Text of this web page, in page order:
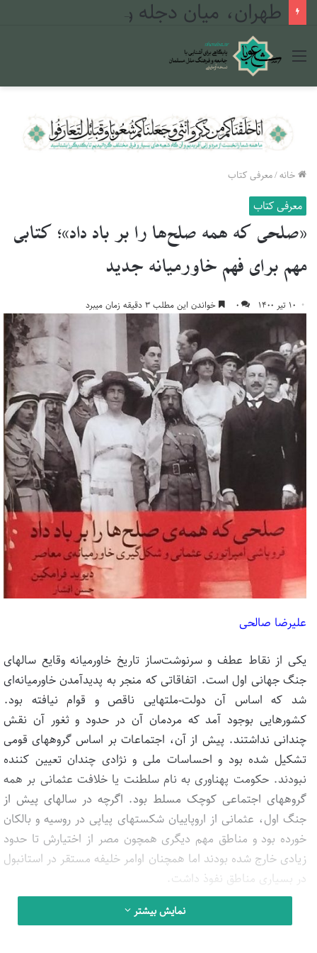
طهران، میان دجله و فرات
منو
خانه/معرفی کتاب
معرفی کتاب
«صلحی که همه صلح‌ها را بر باد داد»؛ کتابی
مهم برای فهم خاورمیانه جدید
۱۰ تیر ۱۴۰۰ ۰ خواندن این مطلب ۳ دقیقه زمان میبرد
علیرضا صالحی
یکی از نقاط عطف و سرنوشت‌ساز تاریخ خاورمیانه وقایع سالهای
جنگ جهانی اول است. اتفاقاتی که منجر به پدیدآمدن خاورمیانه‌ای
شد که اساس آن دولت-ملتهایی ناقص و قوام نیافته بود.
کشورهایی بوجود آمد که مردمان آن در حدود و ثغور آن نقش
چندانی نداشتند. پیش از آن، اجتماعات بر اساس گروههای قومی
تشکیل شده بود و احساسات ملی و نژادی چندان تعیین کننده
نبودند. حکومت پهناوری به نام سلطنت یا خلافت عثمانی بر همه
گروههای اجتماعی کوچک مسلط بود. اگرچه در سالهای پیش از
جنگ اول، عثمانی از اروپاییان شکستهای پیاپی در روسیه و بالکان
خورده بود و مناطق مهم دیگری همچون مصر از اختیارش تا حدود
زیادی خارج شده بودند اما همچنان اوامر خلیفه مستقر در استانبول
در بسیاری مناطق نفوذ داشت.
دیوید فرامکین مورخ و حقوقدان آمریکایی بعد از حدود یک دهه
نمایش بیشتر